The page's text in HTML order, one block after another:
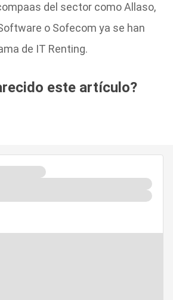
del sector como Allaso,
o Sofecom ya se han
de IT Renting.
este artículo?